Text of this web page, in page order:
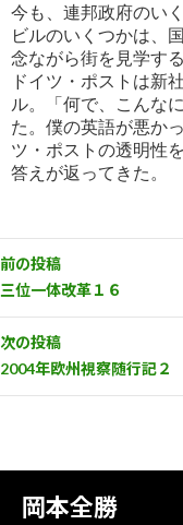
岡本全勝
今も、連邦政府のい
ビルのいくつかは、
念ながら街を見学す
ドイツ・ポストは新
ル。「何で、こんな
た。僕の英語が悪か
ツ・ポストの透明性
答えが返ってきた。
前の投稿
三位一体改革１６
次の投稿
2004年欧州視察随行記２